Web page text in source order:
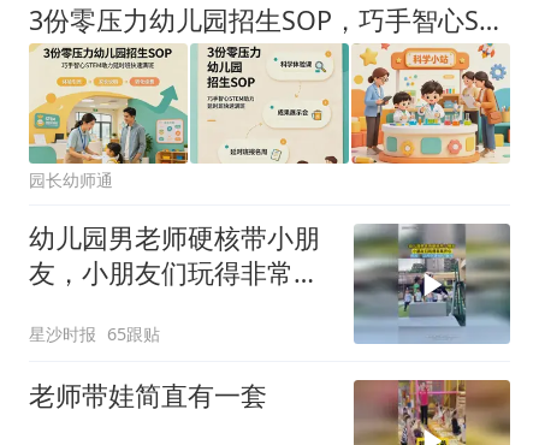
3份零压力幼儿园招生SOP，巧手智心STEM助力延时班快速满班
园长幼师通
幼儿园男老师硬核带小朋
友，小朋友们玩得非常开
哪找
星沙时报 65跟贴
老师带娃简直有一套